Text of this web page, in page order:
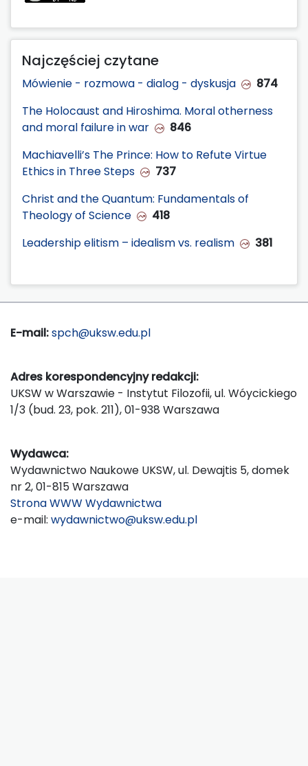
Najczęściej czytane
Mówienie - rozmowa - dialog - dyskusja
874
The Holocaust and Hiroshima. Moral otherness
and moral failure in war
846
Machiavelli’s The Prince: How to Refute Virtue
Ethics in Three Steps
737
Christ and the Quantum: Fundamentals of
Theology of Science
418
Leadership elitism – idealism vs. realism
381
E-mail:spch@uksw.edu.pl
Adres korespondencyjny redakcji:
UKSW w Warszawie - Instytut Filozofii, ul. Wóycickiego
1/3 (bud. 23, pok. 211), 01-938 Warszawa
Wydawca:
Wydawnictwo Naukowe UKSW, ul. Dewajtis 5, domek
nr 2, 01-815 Warszawa
Strona WWW Wydawnictwa
e-mail: wydawnictwo@uksw.edu.pl